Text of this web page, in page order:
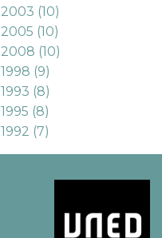
2003 (10)
2005 (10)
2008 (10)
1998 (9)
1993 (8)
1995 (8)
1992 (7)